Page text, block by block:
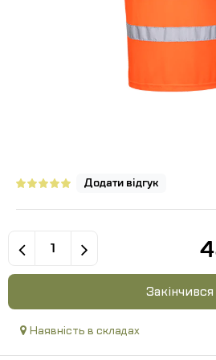
Додати відгук
Закінчився
Наявність в складах